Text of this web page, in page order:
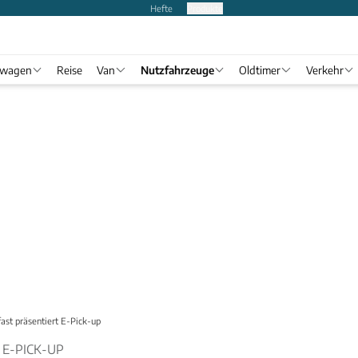
Hefte
Reise Van Nutzfahrzeuge Oldtimer Verkehr
präsentiert E-Pick-up
E-PICK-UP